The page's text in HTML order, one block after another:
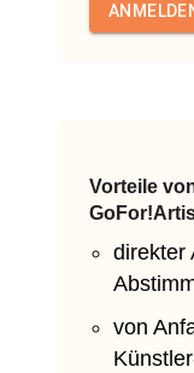
Vorteile
direkter
von